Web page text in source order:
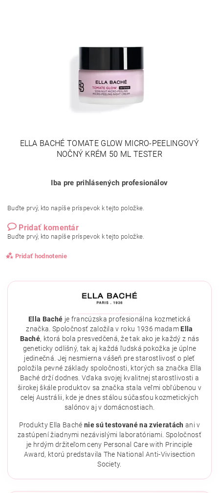
ELLA BACHÉ TOMATE GLOW MICRO-PEELINGOVÝ
NOČNÝ KRÉM 50 ML TESTER
Iba pre prihlásených profesionálov
Buďte prvý, kto napíše príspevok k tejto položke.
Pridať komentár
Buďte prvý, kto napíše príspevok k tejto položke.
Pridať hodnotenie
Vložením hodnotenie súhlasíte spodmienkami ochrany
Ella Baché je francúzska profesionálna kozmetická
značka. Spoločnosť založila v roku 1936 madam Ella
Baché, ktorá bola presvedčená, že tak ako je každý z nás
geneticky odlišný, tak aj každá ľudská pokožka je úplne
jedinečná. Jej nesmierna vášeň pre starostlivosť o pleť
položila pevné základy spoločnosti, ktorých sa značka Ella
Baché drží dodnes. Vďaka svojej kvalitnej starostlivosti a
širokej škále produktov sa značka stala veľmi obľúbenou v
celej Austrálii, kde je dnes stálou súčasťou kozmetických
salónov aj v domácnostiach.
Produkty Ella Baché nie sú testované na zvieratách ani v
zastúpení žiadnymi nezávislými laboratóriami. Spoločnosť
je hrdým držiteľom ceny Personal Care with Principle
Award, ktorú predstavila The National Anti-Vivisection
Society.